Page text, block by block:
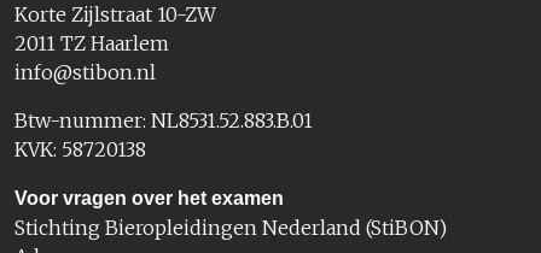
Korte Zijlstraat 10-ZW
2011 TZ Haarlem
info@stibon.nl
Btw-nummer: NL8531.52.883.B.01
KVK: 58720138
Voor vragen over het examen
Stichting Bieropleidingen Nederland (StiBON)